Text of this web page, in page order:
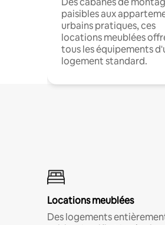
paisibles aux
urbains pratiques, ces
locations meublées
tous les équipements
logement standard.
Locations meublées
Des logements